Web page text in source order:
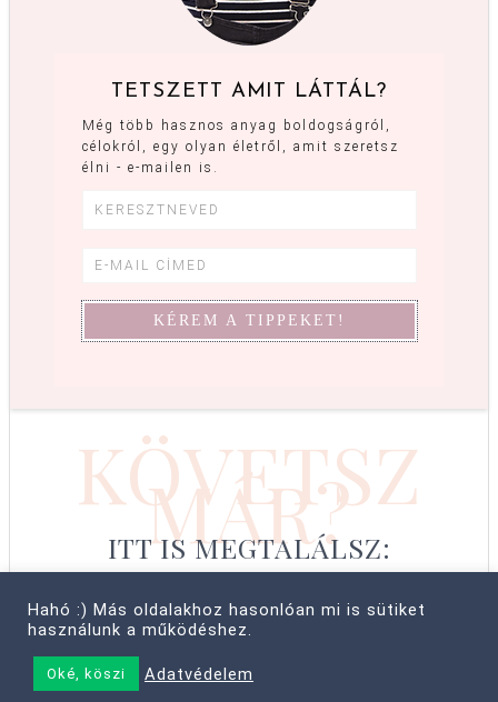
TETSZETT AMIT LÁTTÁL?
Még több hasznos anyag boldogságról,
célokról, egy olyan életről, amit szeretsz
élni - e-mailen is.
KÖVETSZ
MÁR?
ITT IS MEGTALÁLSZ:
© COPYRIGHT 2008–2026 CABBIT SUPREME LTD, FARKAS LÍVIA
• MINDEN JOG FENNTARTVA! ·
Hahó :) Más oldalakhoz hasonlóan mi is sütiket
használunk a működéshez.
Oké, köszi Adatvédelem